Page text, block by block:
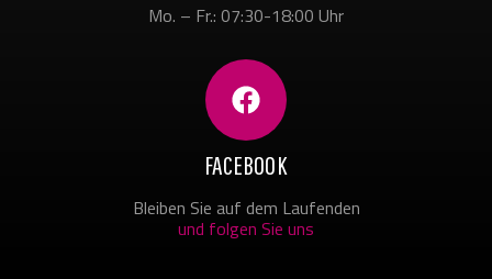
Mo. – Fr.: 07:30-18:00 Uhr
FACEBOOK
Bleiben Sie auf dem Laufenden
und folgen Sie uns